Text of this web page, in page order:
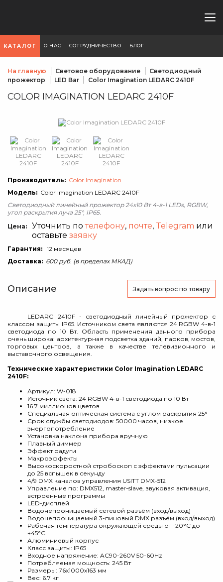
КАТАЛОГ О НАС СОТРУДНИЧЕСТВО БЛОГ
На главную Световое оборудование
Светодиодный
прожектор
LED Bar Color Imagination LEDARC 2410F
COLOR IMAGINATION LEDARC 2410F
Производитель: Color Imagination
Модель: Color Imagination LEDARC 2410F
Светодиодный линейный прожектор 24х10 Вт 4-в-1 LEDs, RGBW,
угол раскрытия луча 25°, IP65.
Цена:
Уточнить потелефону, почте, Telegram или
оставьте заявку
Гарантия: 12 месяцев
Доставка: 600 руб. (в пределах МКАД)
Описание Задать вопрос по товару
LEDARC 2410F - светодиодный линейный прожектор с
классом защиты IP65. Источником света являются 24 RGBW 4-в-1
светодиода по 10 Вт. Область применения данного прибора
очень широка: архитектурная подсветка зданий, парков, мостов,
торговых центров, а также в качестве телевизионного и
выставочного освещения.
Технические характеристики Color Imagination LEDARC
2410F:
Артикул: W-018
Источник света: 24 RGBW 4-в-1 светодиода по 10 Вт
16.7 миллионов цветов
Специальная оптическая система с углом раскрытия 25°
Срок службы светодиодов: 50000 часов, низкое
энергопотребление
Установка наклона прибора вручную
Плавный диммер
Эффект радуги
Макроэффекты
Высокоскоростной стробоскоп с эффектами пульсации
до 25 вспышек в секунду
4/9 DMX каналов управления USITT DMX-512
Управление по: DMX512, master-slave, звуковая активация,
встроенные программы
LED-дисплей
Водонепроницаемый сетевой разъём (вход/выход)
Водонепроницаемый 3-пиновый DMX разъём (вход/выход)
Рабочая температура окружающей среды от -20°C до
+45°C
Алюминиевый корпус
Класс защиты: IP65
Входное напряжение: AC90-260V 50-60Hz
Потребляемая мощность: 245 Вт
Размеры: 76х1000х163 мм
Вес: 6.7 кг